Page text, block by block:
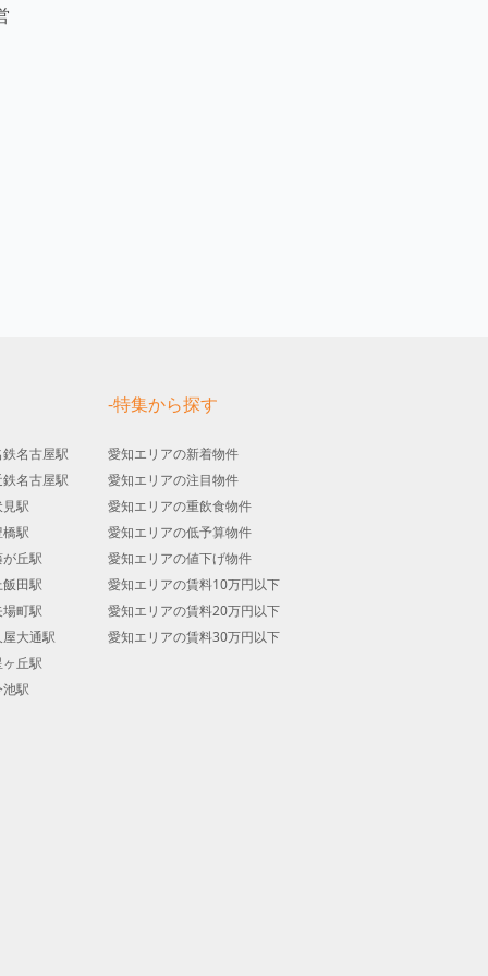
鉄名古屋駅
鉄名古屋駅
駅
駅
が丘駅
飯田駅
場町駅
屋大通駅
ヶ丘駅
駅
-特集から探す
愛知エリアの新着物件
愛知エリアの注目物件
愛知エリアの重飲食物件
愛知エリアの低予算物件
愛知エリアの値下げ物件
愛知エリアの賃料10万円以下
愛知エリアの賃料20万円以下
愛知エリアの賃料30万円以下